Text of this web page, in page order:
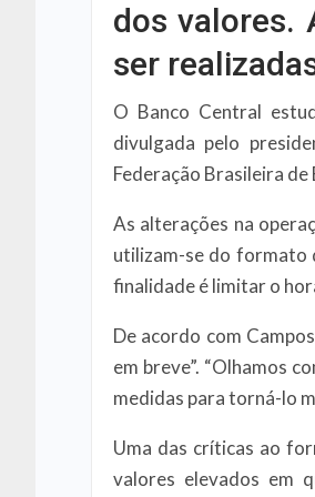
dos valores.
ser
O Banco Central
divulgada pelo
Federação Brasileira de
As alterações na
utilizam-se do formato
finalidade é limitar o
De acordo com
em breve”. “Olhamos
medidas para torná-lo
Uma das críticas ao
valores elevados em